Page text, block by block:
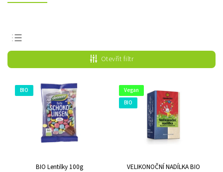
Nejprodávanější
Nejlevnější
Nejdražší
Abecedně
Otevřít filtr
BIO
BIO Lentilky 100g
Vegan
BIO
VELIKONOČNÍ NADÍLKA BIO